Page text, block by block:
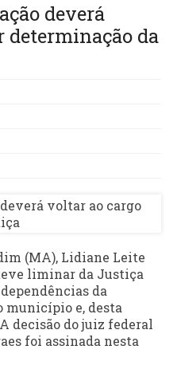
deverá
determinação da
(MA), Lidiane Leite
liminar da Justiça
da
município e, desta
decisão do juiz federal
foi assinada nesta